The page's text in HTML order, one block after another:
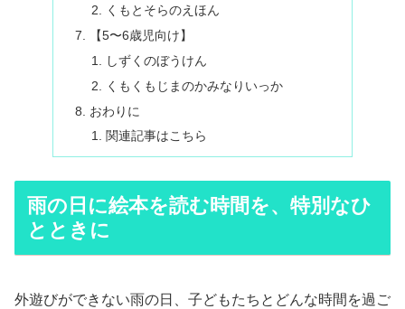
くもとそらのえほん
【5〜6歳児向け】
しずくのぼうけん
くもくもじまのかみなりいっか
おわりに
関連記事はこちら
雨の日に絵本を読む時間を、特別なひ
とときに
外遊びができない雨の日、子どもたちとどんな時間を過ご